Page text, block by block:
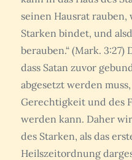
seinen Hausrat
Starken bindet, und
berauben.“ (Mark.
dass Satan zuvor
abgesetzt werden
Gerechtigkeit und des
werden kann. Daher
des Starken, als das
Heilszeitordnung